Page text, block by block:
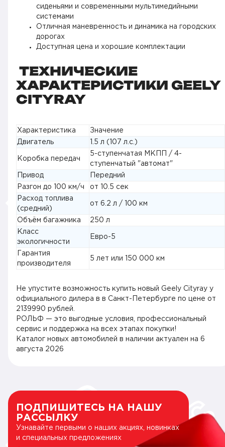
сиденьями и современными мультимедийными
системами
Отличная маневренность и динамика на городских
дорогах
Доступная цена и хорошие комплектации
ТЕХНИЧЕСКИЕ
ХАРАКТЕРИСТИКИ GEELY
CITYRAY
Характеристика
Значение
Двигатель
1.5 л (107 л.с.)
Коробка передач
5-ступенчатая МКПП / 4-
ступенчатый "автомат"
Привод
Передний
Разгон до 100 км/ч
от 10.5 сек
Расход топлива
(средний)
от 6.2 л / 100 км
Объём багажника
250 л
Класс
экологичности
Евро-5
Гарантия
производителя
5 лет или 150 000 км
Не упустите возможность купить новый Geely Cityray у
официального дилера в в Санкт-Петербурге по цене от
2139990 рублей.
РОЛЬФ — это выгодные условия, профессиональный
сервис и поддержка на всех этапах покупки!
Каталог новых автомобилей в наличии актуален на 6
августа 2026
ПОДПИШИТЕСЬ НА НАШУ
РАССЫЛКУ
Узнавайте первыми о наших акциях, новинках
и специальных предложениях